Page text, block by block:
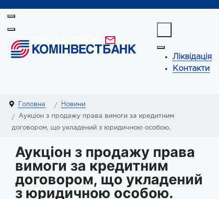
Ліквідація
Контакти
Головна Новини
Аукціон з продажу права вимоги за кредитним
договором, що укладений з юридичною особою.
Аукціон з продажу права
вимоги за кредитним
договором, що укладений
з юридичною особою.